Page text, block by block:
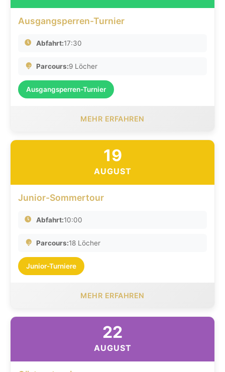
Ausgangsperren-Turnier
Abfahrt:17:30
Parcours:9 Löcher
Ausgangsperren-Turnier
MEHR ERFAHREN
19
AUGUST
Junior-Sommertour
Abfahrt:10:00
Parcours:18 Löcher
Junior-Turniere
MEHR ERFAHREN
22
AUGUST